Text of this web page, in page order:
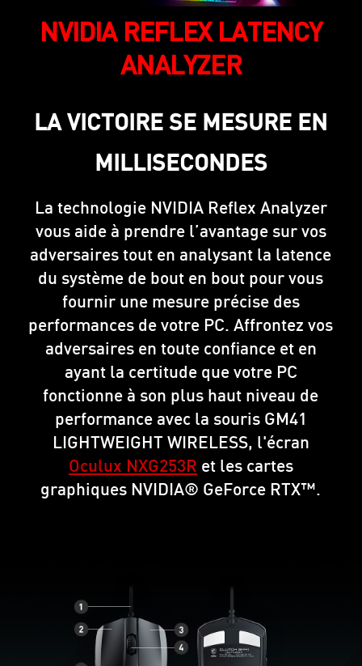
NVIDIA REFLEX LATENCY
ANALYZER
LA VICTOIRE SE MESURE EN
MILLISECONDES
La technologie NVIDIA Reflex Analyzer
vous aide à prendre l’avantage sur vos
adversaires tout en analysant la latence
du système de bout en bout pour vous
fournir une mesure précise des
performances de votre PC. Affrontez vos
adversaires en toute confiance et en
ayant la certitude que votre PC
fonctionne à son plus haut niveau de
performance avec la souris GM41
LIGHTWEIGHT WIRELESS, l'écran
Oculux NXG253R et les cartes
graphiques NVIDIA® GeForce RTX™.